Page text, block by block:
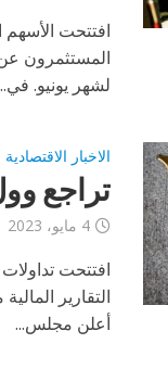
المستثمرون
لشهر يونيو.
الاخبار الاقتصادية
تراجع
4 مايو، 2023
التقارير
أعلن مجلس...